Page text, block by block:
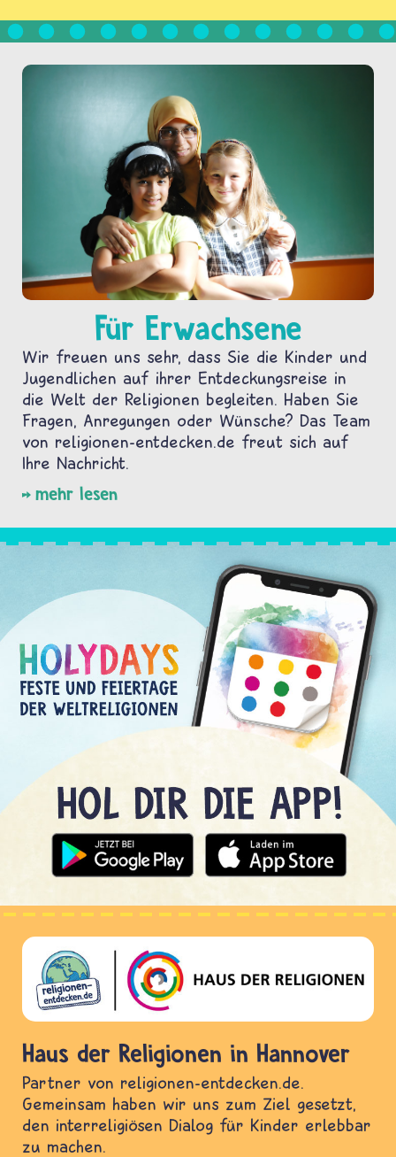
Für Erwachsene
Wir freuen uns sehr, dass Sie die Kinder und
Jugendlichen auf ihrer Entdeckungsreise in
die Welt der Religionen begleiten. Haben Sie
Fragen, Anregungen oder Wünsche? Das Team
von religionen-entdecken.de freut sich auf
Ihre Nachricht.
mehr lesen
Haus der Religionen in Hannover
Partner von religionen-entdecken.de.
Gemeinsam haben wir uns zum Ziel gesetzt,
den interreligiösen Dialog für Kinder erlebbar
zu machen.